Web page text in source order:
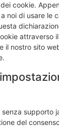
cookie.
noi di usare le
attraverso
il nostro sito
supporto
del